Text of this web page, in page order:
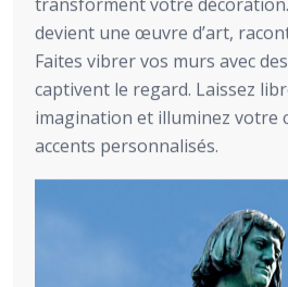
transforment votre
devient une œuvre d’art,
Faites vibrer vos murs avec
captivent le regard. Laissez
imagination et illuminez votre
accents personnalisés.